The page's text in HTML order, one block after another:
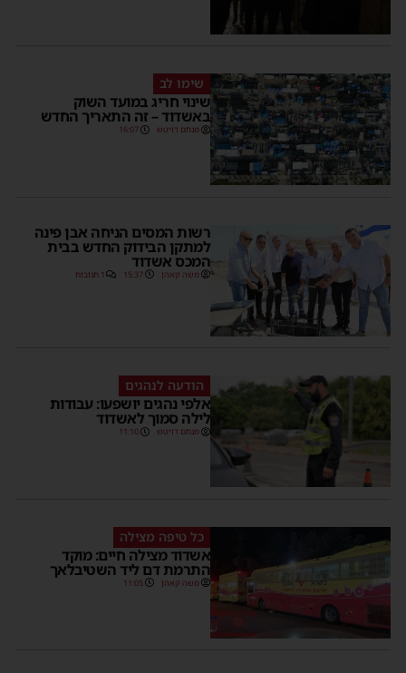
שימו לב
שינוי חריג במועד השוק
באשדוד – זה התאריך החדש
מנחם דויטש 16:07
רשות המסים הניחה אבן פינה
למתקן הבידוק החדש בבית
המכס אשדוד
משה קאהן 15:37 1 תגובות
הודעה לנהגים
אלפי נהגים יושפעו: עבודות
לילה סמוך לאשדוד
מנחם דויטש 11:10
כל טיפה מצילה
אשדוד מצילה חיים: מוקד
התרמת דם ליד השטיבלאך
משה קאהן 11:05